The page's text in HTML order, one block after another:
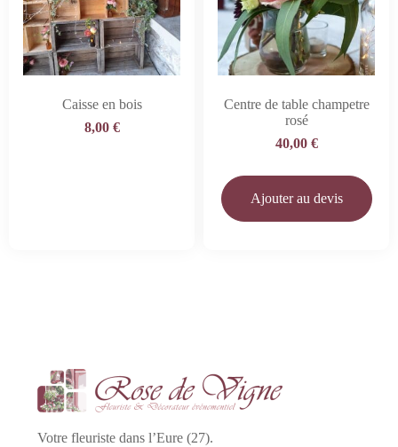
Caisse en bois
8,00 €
Centre de table champetre
rosé
40,00 €
Ajouter au devis
Votre fleuriste dans l’Eure (27).